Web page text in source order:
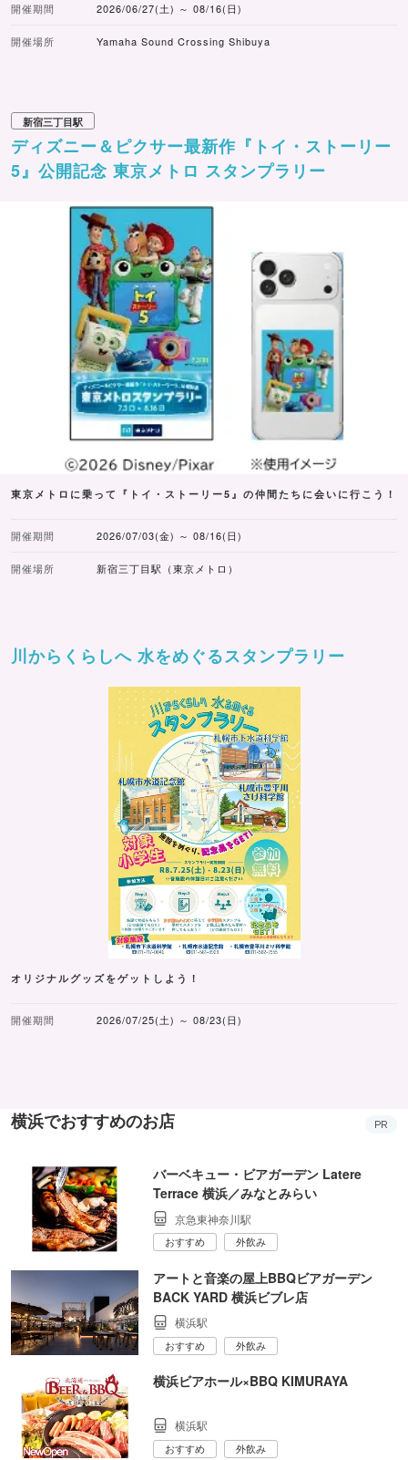
開催期間 2026/06/27(土) ～ 08/16(日)
開催場所 Yamaha Sound Crossing Shibuya
新宿三丁目駅
ディズニー＆ピクサー最新作『トイ・ストーリー
5』公開記念 東京メトロ スタンプラリー
東京メトロに乗って『トイ・ストーリー5』の仲間たちに会いに行こう！
開催期間 2026/07/03(金) ～ 08/16(日)
開催場所 新宿三丁目駅（東京メトロ）
川からくらしへ 水をめぐるスタンプラリー
オリジナルグッズをゲットしよう！
開催期間 2026/07/25(土) ～ 08/23(日)
横浜でおすすめのお店 PR
バーベキュー・ビアガーデン Latere
Terrace 横浜／みなとみらい
京急東神奈川駅
おすすめ 外飲み
アートと音楽の屋上BBQビアガーデン
BACK YARD 横浜ビブレ店
横浜駅
おすすめ 外飲み
横浜ビアホール×BBQ KIMURAYA
横浜駅
おすすめ 外飲み